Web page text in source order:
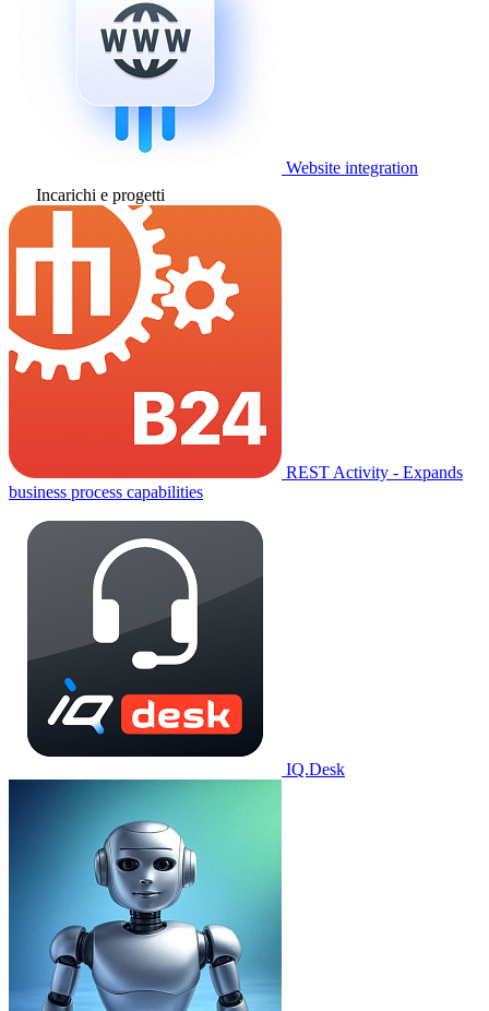
Website integration
Incarichi e progetti
REST Activity - Expands
business process capabilities
IQ.Desk